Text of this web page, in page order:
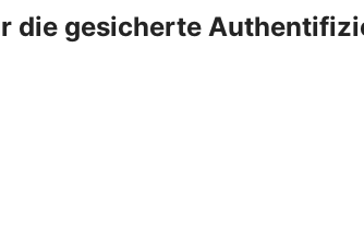
die gesicherte